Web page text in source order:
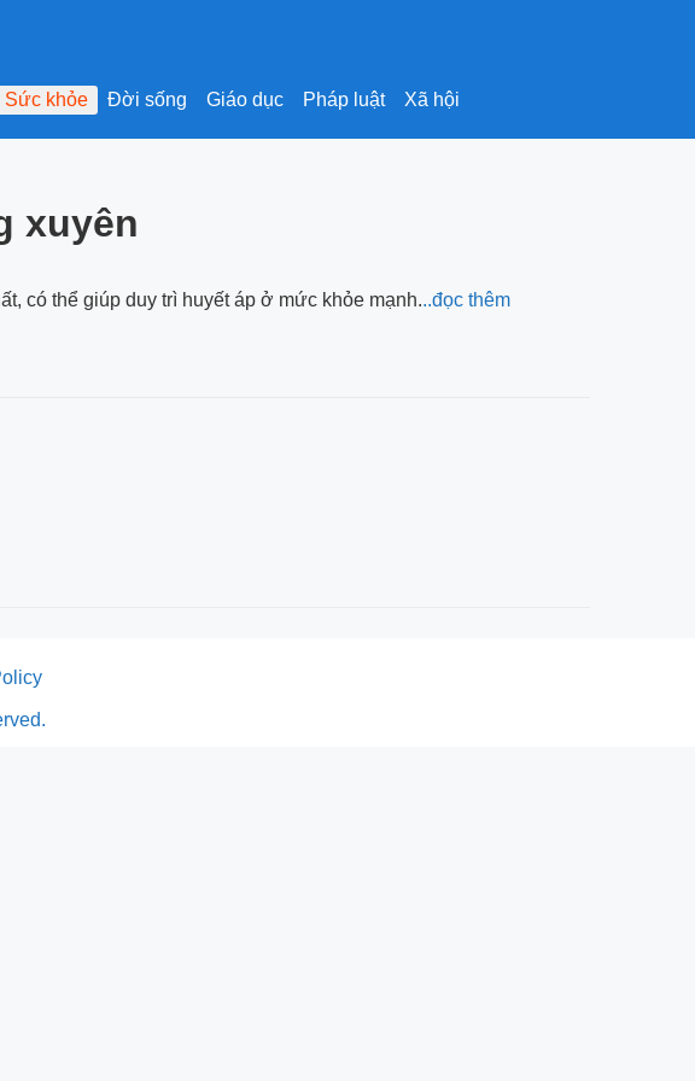
Sức khỏe Đời sống Giáo dục Pháp luật Xã hội
xuyên
có thể giúp duy trì huyết áp ở mức khỏe mạnh...đọc thêm